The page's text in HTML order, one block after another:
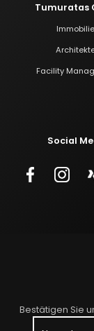
Bestätigen Sie
Tumuratas
Facility
Social